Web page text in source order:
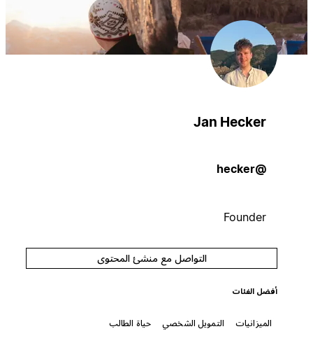
Jan Hecker
Founder
التواصل مع منشئ المحتوى
أفضل الفئات
الميزانيات التمويل الشخصي حياة الطالب